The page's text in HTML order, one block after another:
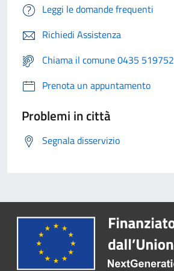
Leggi le domande frequenti
Richiedi Assistenza
Chiama il comune 0435 519752
Prenota un appuntamento
Problemi in città
Segnala disservizio